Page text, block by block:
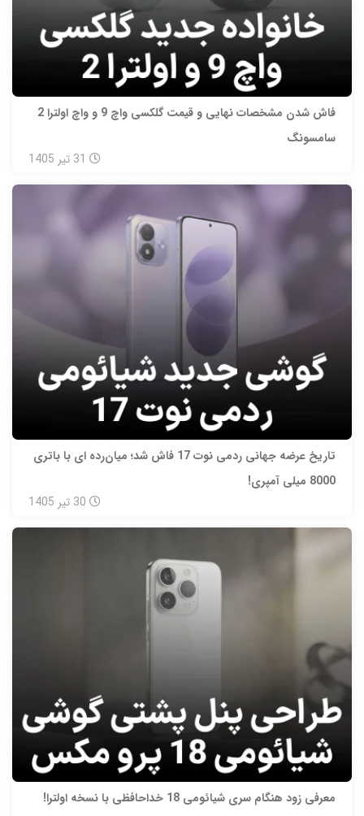
فاش شدن مشخصات نهایی و قیمت گلکسی واچ 9 و واچ اولترا 2
سامسونگ
31 تیر 1405
تاریخ عرضه جهانی ردمی نوت 17 فاش شد؛ میان‌رده‌ ای با باتری
8000 میلی‌ آمپری!
30 تیر 1405
معرفی زود هنگام سری شیائومی 18 خداحافظی با نسخه اولترا!